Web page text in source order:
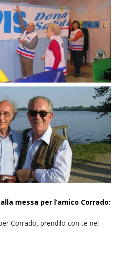
messa per l’amico Corrado:
Corrado, prendilo con te nel